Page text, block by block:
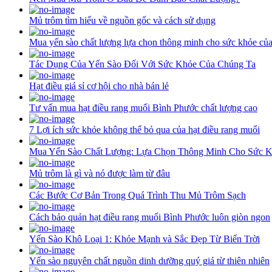
Mủ trôm tìm hiểu về nguồn gốc và cách sử dụng
Mua yến sào chất lượng lựa chọn thông minh cho sức khỏe
Tác Dụng Của Yến Sào Đối Với Sức Khỏe Của Chúng Ta
Hạt điều giá sỉ cơ hội cho nhà bán lẻ
Tư vấn mua hạt điều rang muối Bình Phước chất lượng cao
7 Lợi ích sức khỏe không thể bỏ qua của hạt điều rang muối
Mua Yến Sào Chất Lượng: Lựa Chọn Thông Minh Cho Sức
Mủ trôm là gì và nó được làm từ đâu
Các Bước Cơ Bản Trong Quá Trình Thu Mủ Trôm Sạch
Cách bảo quản hạt điều rang muối Bình Phước luôn giòn ngon
Yến Sào Khô Loại 1: Khỏe Mạnh và Sắc Đẹp Từ Biển Trời
Yến sào nguyên chất nguồn dinh dưỡng quý giá từ thiên nhiên